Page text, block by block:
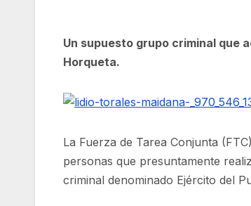
Un supuesto grupo criminal que
Horqueta.
La Fuerza de Tarea Conjunta
personas que presuntamente
criminal denominado Ejército del